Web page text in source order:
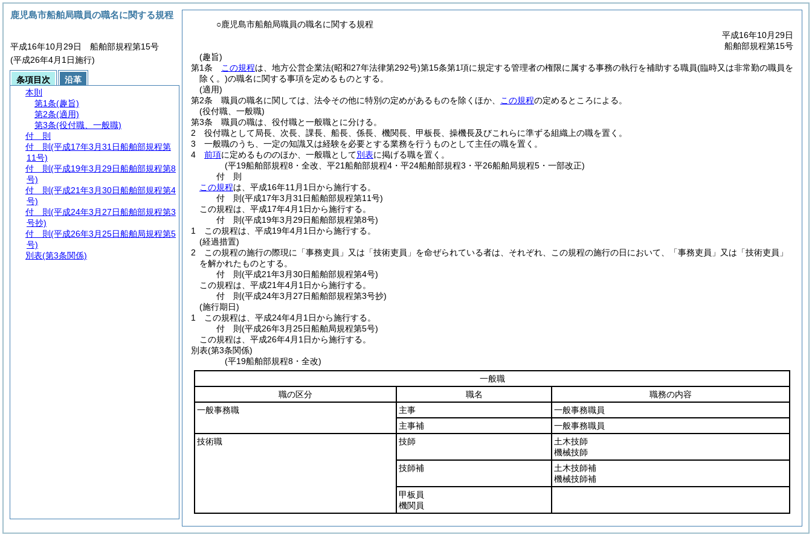
○鹿児島市船舶局職員の職名に関する規程
平成16年10月29日
船舶部規程第15号
(趣旨)
第1条
この規程は、地方公営企業法(昭和27年法律第292号)第15条第1項に規定する管理者の権限に属する事務の執行を補助する職員(臨時又は非常勤の職員を
除く。)の職名に関する事項を定めるものとする。
(適用)
第2条
職員の職名に関しては、法令その他に特別の定めがあるものを除くほか、 この規程の定めるところによる。
(役付職、一般職)
第3条
職員の職は、役付職と一般職とに分ける。
2
役付職として局長、次長、課長、船長、係長、機関長、甲板長、操機長及びこれらに準ずる組織上の職を置く。
3
一般職のうち、一定の知識又は経験を必要とする業務を行うものとして主任の職を置く。
4
前項に定めるもののほか、一般職として別表に掲げる職を置く。
(平19船舶部規程8・全改、平21船舶部規程4・平24船舶部規程3・平26船舶局規程5・一部改正)
付 則
この規程は、平成16年11月1日から施行する。
付 則(平成17年3月31日船舶部規程第11号)
この規程は、平成17年4月1日から施行する。
付 則(平成19年3月29日船舶部規程第8号)
1
この規程は、平成19年4月1日から施行する。
(経過措置)
2
この規程の施行の際現に「事務吏員」又は「技術吏員」を命ぜられている者は、それぞれ、この規程の施行の日において、「事務吏員」又は「技術吏員」
を解かれたものとする。
付 則(平成21年3月30日船舶部規程第4号)
この規程は、平成21年4月1日から施行する。
付 則(平成24年3月27日船舶部規程第3号抄)
(施行期日)
1
この規程は、平成24年4月1日から施行する。
付 則(平成26年3月25日船舶局規程第5号)
この規程は、平成26年4月1日から施行する。
別表(第3条関係)
(平19船舶部規程8・全改)
一般職
職の区分
職名
職務の内容
一般事務職
主事
一般事務職員
主事補
一般事務職員
技術職
技師
土木技師
機械技師
技師補
土木技師補
機械技師補
甲板員
機関員
鹿児島市船舶局職員の職名に関する規程
平成16年10月29日 船舶部規程第15号
(平成26年4月1日施行)
条項目次
沿革
本則
第1条(趣旨)
第2条(適用)
第3条(役付職、一般職)
付 則
付 則 (平成17年3月31日船舶部規程第
11号)
付 則 (平成19年3月29日船舶部規程第8
号)
付 則 (平成21年3月30日船舶部規程第4
号)
付 則 (平成24年3月27日船舶部規程第3
号抄)
付 則 (平成26年3月25日船舶局規程第5
号)
別表(第3条関係)